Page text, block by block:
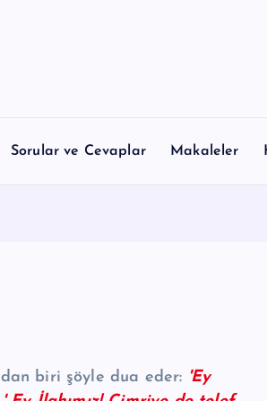
Sorular ve Cevaplar Makaleler
biri şöyle dua eder: 'Ey